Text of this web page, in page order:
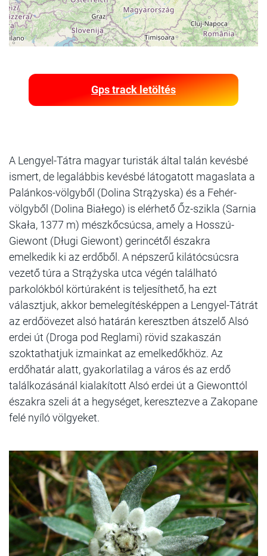
Gps track letöltés
A Lengyel-Tátra magyar turisták által talán kevésbé
ismert, de legalábbis kevésbé látogatott magaslata a
Palánkos-völgyből (Dolina Strążyska) és a Fehér-
völgyből (Dolina Białego) is elérhető Őz-szikla (Sarnia
Skała, 1377 m) mészkőcsúcsa, amely a Hosszú-
Giewont (Długi Giewont) gerincétől északra
emelkedik ki az erdőből. A népszerű kilátócsúcsra
vezető túra a Strąźyska utca végén található
parkolókból körtúraként is teljesíthető, ha ezt
választjuk, akkor bemelegítésképpen a Lengyel-Tátrát
az erdőövezet alsó határán keresztben átszelő Alsó
erdei út (Droga pod Reglami) rövid szakaszán
szoktathatjuk izmainkat az emelkedőkhöz. Az
erdőhatár alatt, gyakorlatilag a város és az erdő
találkozásánál kialakított Alsó erdei út a Giewonttól
északra szeli át a hegységet, keresztezve a Zakopane
felé nyíló völgyeket.